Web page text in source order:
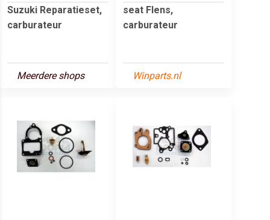
Suzuki Reparatieset,
carburateur
Meerdere shops
seat Flens,
carburateur
Winparts.nl